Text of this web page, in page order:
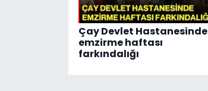
Çay Devlet Hastanesinde
emzirme haftası
farkındalığı